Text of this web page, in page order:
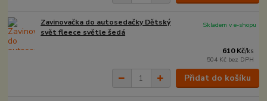
Zavinovačka do autosedačky Dětský
svět fleece světle šedá
610 Kč/ks
504 Kč bez DPH
Skladem v e-shopu
Přidat do košíku